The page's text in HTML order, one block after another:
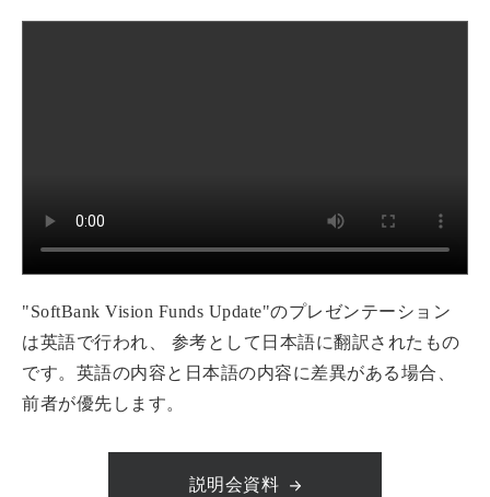
"SoftBank Vision Funds Update"のプレゼンテーション
は英語で行われ、 参考として日本語に翻訳されたもの
です。英語の内容と日本語の内容に差異がある場合、
前者が優先します。
説明会資料